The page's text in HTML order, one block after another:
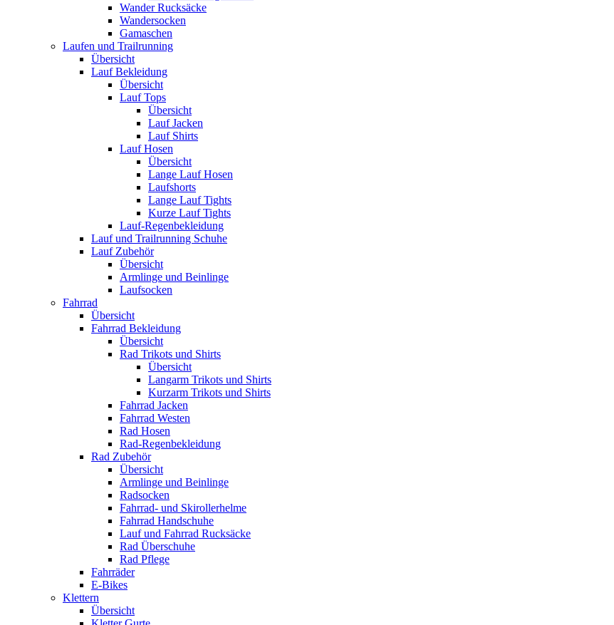
Wander Rucksäcke
Wandersocken
Gamaschen
Laufen und Trailrunning
Übersicht
Lauf Bekleidung
Übersicht
Lauf Tops
Übersicht
Lauf Jacken
Lauf Shirts
Lauf Hosen
Übersicht
Lange Lauf Hosen
Laufshorts
Lange Lauf Tights
Kurze Lauf Tights
Lauf-Regenbekleidung
Lauf und Trailrunning Schuhe
Lauf Zubehör
Übersicht
Armlinge und Beinlinge
Laufsocken
Fahrrad
Übersicht
Fahrrad Bekleidung
Übersicht
Rad Trikots und Shirts
Übersicht
Langarm Trikots und Shirts
Kurzarm Trikots und Shirts
Fahrrad Jacken
Fahrrad Westen
Rad Hosen
Rad-Regenbekleidung
Rad Zubehör
Übersicht
Armlinge und Beinlinge
Radsocken
Fahrrad- und Skirollerhelme
Fahrrad Handschuhe
Lauf und Fahrrad Rucksäcke
Rad Überschuhe
Rad Pflege
Fahrräder
E-Bikes
Klettern
Übersicht